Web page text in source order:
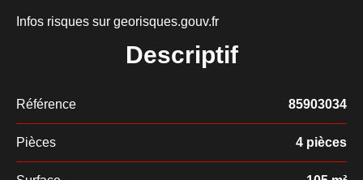
Infos risques sur georisques.gouv.fr
Descriptif
Référence 85903034
Pièces 4 pièces